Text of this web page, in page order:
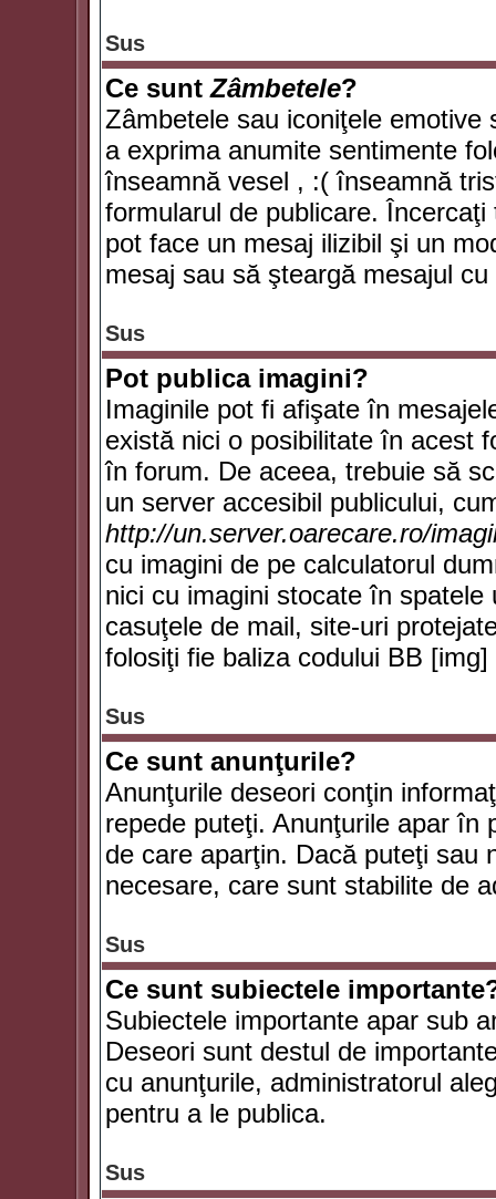
Sus
Ce suntZâmbetele?
Zâmbetele sau iconiţele
a exprima anumite sentimente
înseamnă vesel , :( înseamnă
formularul de publicare.
pot face un mesaj ilizibil şi un
mesaj sau să şteargă mesajul cu
Sus
Pot publica imagini?
Imaginile pot fi afişate în
există nici o posibilitate în acest
în forum. De aceea, trebuie să
un server accesibil publicului,
http://un.server.oarecare.ro/
cu imagini de pe calculatorul
nici cu imagini stocate în
casuţele de mail, site-uri
folosiţi fie baliza codului BB
Sus
Ce sunt anunţurile?
Anunţurile deseori conţin
repede puteţi. Anunţurile apar în
de care aparţin. Dacă puteţi sau
necesare, care sunt stabilite de
Sus
Ce sunt subiectele
Subiectele importante apar sub
Deseori sunt destul de
cu anunţurile, administratorul
pentru a le publica.
Sus